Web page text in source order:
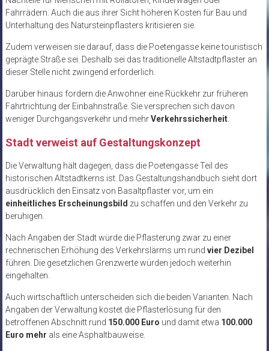
Fahrrädern. Auch die aus ihrer Sicht höheren Kosten für Bau und
Unterhaltung des Natursteinpflasters kritisieren sie.
Zudem verweisen sie darauf, dass die Poetengasse keine touristisch
geprägte Straße sei. Deshalb sei das traditionelle Altstadtpflaster an
dieser Stelle nicht zwingend erforderlich.
Darüber hinaus fordern die Anwohner eine Rückkehr zur früheren
Fahrtrichtung der Einbahnstraße. Sie versprechen sich davon
weniger Durchgangsverkehr und mehrVerkehrssicherheit.
Stadt verweist auf Gestaltungskonzept
Die Verwaltung hält dagegen, dass die Poetengasse Teil des
historischen Altstadtkerns ist. Das Gestaltungshandbuch sieht dort
ausdrücklich den Einsatz von Basaltpflaster vor, um ein
einheitliches Erscheinungsbild zu schaffen und den Verkehr zu
beruhigen.
Nach Angaben der Stadt würde die Pflasterung zwar zu einer
rechnerischen Erhöhung des Verkehrslärms um rund vier Dezibel
führen. Die gesetzlichen Grenzwerte würden jedoch weiterhin
eingehalten.
Auch wirtschaftlich unterscheiden sich die beiden Varianten. Nach
Angaben der Verwaltung kostet die Pflasterlösung für den
betroffenen Abschnitt rund 150.000 Euro und damit etwa 100.000
Euro mehr als eine Asphaltbauweise.